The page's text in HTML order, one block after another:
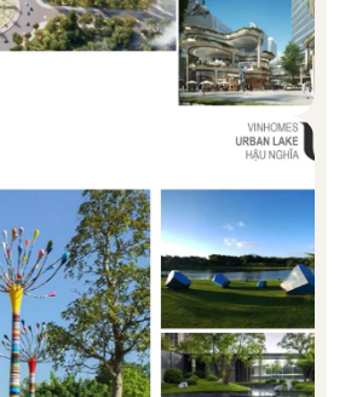
VINHOMES GREEN CITY
tại những vị trí đắc địa trong khu đô thị,
hoặc cho thuê, tạo dòng tiền ổn định